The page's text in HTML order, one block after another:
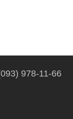
978-11-66